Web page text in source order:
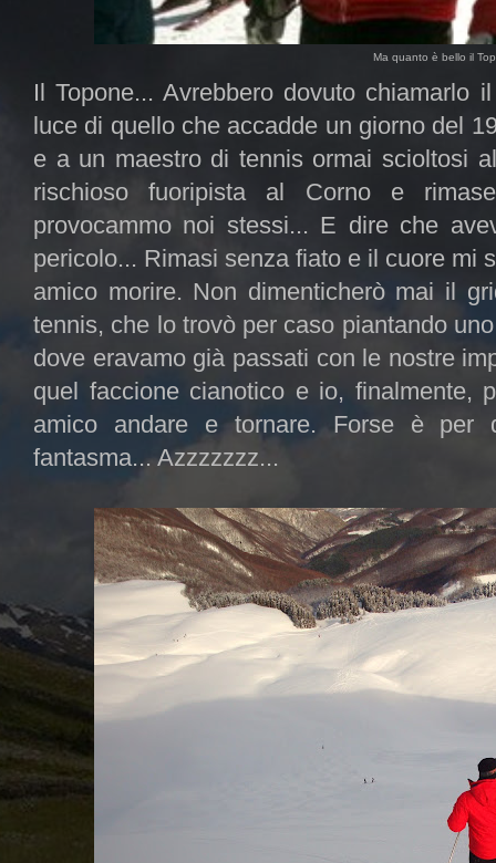
Ma quanto è bello il
Il Topone... Avrebbero dovuto chiamarlo
luce di quello che accadde un giorno del
e a un maestro di tennis ormai scioltosi
rischioso fuoripista al Corno e
provocammo noi stessi... E dire che
pericolo... Rimasi senza fiato e il cuore mi
amico morire. Non dimenticherò mai il
tennis, che lo trovò per caso piantando
dove eravamo già passati con le nostre
quel faccione cianotico e io, finalmente,
amico andare e tornare. Forse è per
fantasma... Azzzzzzz...